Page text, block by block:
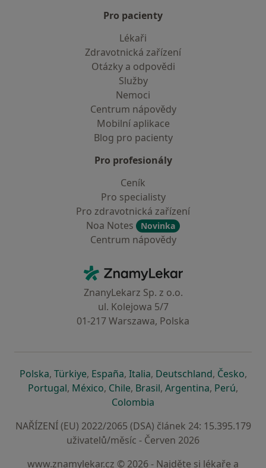
Pro pacienty
Lékaři
Zdravotnická zařízení
Otázky a odpovědi
Služby
Nemoci
Centrum nápovědy
Mobilní aplikace
Blog pro pacienty
Pro profesionály
Ceník
Pro specialisty
Pro zdravotnická zařízení
Noa Notes
Novinka
Centrum nápovědy
ZnamyLekar - Hlavní stránka
ZnanyLekarz Sp. z o.o.
ul. Kolejowa 5/7
01-217 Warszawa, Polska
Polskase otevře v nové záložce
, Türkiyese otevře v nové záložce
, Españase otevře v nové záložce
, Italiase otevře v nové záložce
, Deutschlandse otevře v
, Českose
,
Portugalse otevře v nové záložce
, Méxicose otevře v nové záložce
, Chilese otevře v nové záložce
, Brasilse otevře v nové
, Argentinase otevře v
, Perúse
,
Colombia
NAŘÍZENÍ (EU) 2022/2065 (DSA) článek 24: 15.395.179
uživatelů/měsíc - Červen 2026
www.znamylekar.cz © 2026 - Najděte si lékaře a